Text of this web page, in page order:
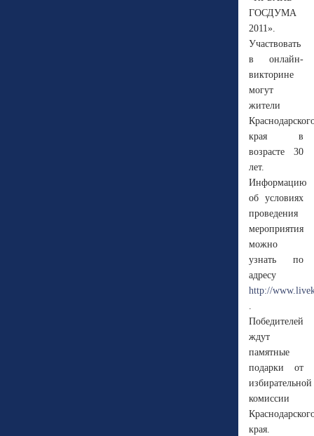
ГОСДУМА
2011».
Участвовать
в онлайн-
викторине
могут
жители
края в
возрасте 30
лет.
Информацию
об условиях
проведения
мероприятия
можно
узнать по
адресу
http://
.
Победителей
ждут
памятные
подарки от
избирательной
комиссии
края.